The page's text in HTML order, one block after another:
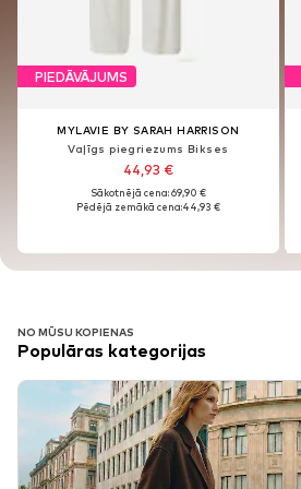
PIEDĀVĀJUMS
MYLAVIE BY SARAH HARRISON
Vaļīgs piegriezums Bikses
44,93 €
Sākotnējā cena: 69,90 €
Pēdējā zemākā cena:44,93 €
PIEDĀVĀJUMS
MYLAVIE BY SARAH HARRISON
Vaļīgs piegriezums Bikses
44,93 €
Sākotnējā cena: 69,90 €
Pēdējā zemākā cena:44,93 €
NO MŪSU KOPIENAS
Populāras kategorijas